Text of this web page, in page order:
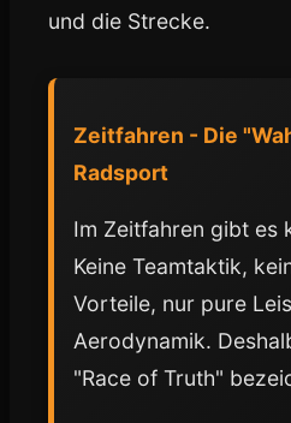
und die Strecke.
Zeitfahren - Die
Radsport
Im Zeitfahren gibt es
Keine Teamtaktik,
Vorteile, nur pure
Aerodynamik.
"Race of Truth"